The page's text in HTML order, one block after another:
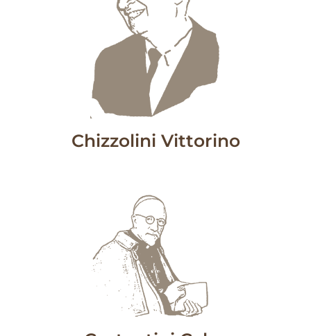
Chizzolini Vittorino